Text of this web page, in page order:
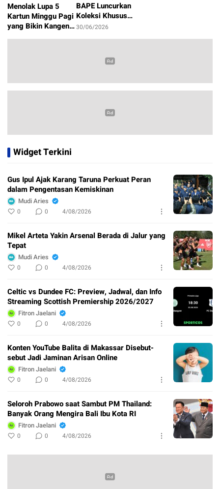
Menolak Lupa 5
Kartun Minggu Pagi
yang Bikin Kangen
1/07/2026
BAPE Luncurkan
Koleksi Khusus
Sambut Piala Dunia
30/06/2026
Widget Terkini
Gus Ipul Ajak Karang Taruna Perkuat Peran
dalam Pengentasan Kemiskinan
Mudi Aries
0 0 4/08/2026
Mikel Arteta Yakin Arsenal Berada di Jalur yang
Tepat
Mudi Aries
0 0 4/08/2026
Celtic vs Dundee FC: Preview, Jadwal, dan Info
Streaming Scottish Premiership 2026/2027
Fitron Jaelani
0 0 4/08/2026
Konten YouTube Balita di Makassar Disebut-
sebut Jadi Jaminan Arisan Online
Fitron Jaelani
0 0 4/08/2026
Seloroh Prabowo saat Sambut PM Thailand:
Banyak Orang Mengira Bali Ibu Kota RI
Fitron Jaelani
0 0 4/08/2026